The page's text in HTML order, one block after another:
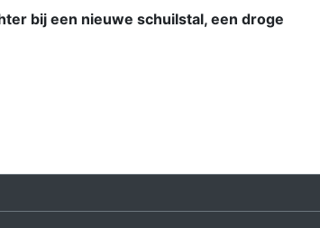
bij een nieuwe schuilstal, een droge